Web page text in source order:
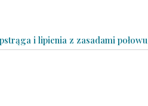
i lipienia z zasadami połowu